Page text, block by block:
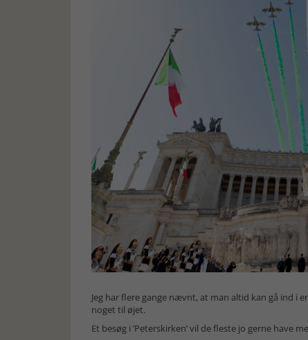
Jeg har flere gange nævnt, at man altid kan gå ind i
noget til øjet.
Et besøg i ’Peterskirken’ vil de fleste jo gerne have